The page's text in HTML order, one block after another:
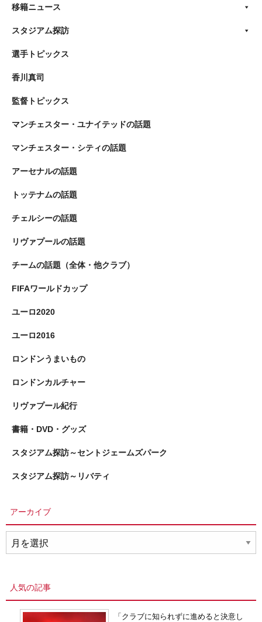
移籍ニュース
スタジアム探訪
選手トピックス
香川真司
監督トピックス
マンチェスター・ユナイテッドの話題
マンチェスター・シティの話題
アーセナルの話題
トッテナムの話題
チェルシーの話題
リヴァプールの話題
チームの話題（全体・他クラブ）
FIFAワールドカップ
ユーロ2020
ユーロ2016
ロンドンうまいもの
ロンドンカルチャー
リヴァプール紀行
書籍・DVD・グッズ
スタジアム探訪～セントジェームズパーク
スタジアム探訪～リバティ
アーカイブ
ー
人気の記事
「クラブに知られずに進めると決意し